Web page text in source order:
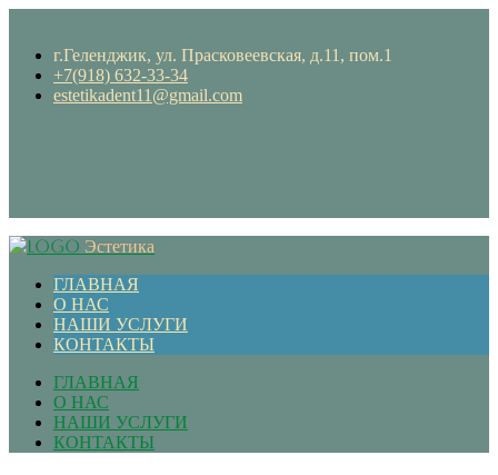
г.Геленджик, ул. Прасковеевская, д.11, пом.1
+7(918) 632-33-34
estetikadent11@gmail.com
Эстетика
ГЛАВНАЯ
О НАС
НАШИ УСЛУГИ
КОНТАКТЫ
ГЛАВНАЯ
О НАС
НАШИ УСЛУГИ
КОНТАКТЫ